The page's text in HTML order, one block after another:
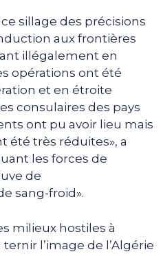
sillage des précisions
aux frontières
illégalement en
opérations ont été
et en étroite
consulaires des pays
ont pu avoir lieu mais
été très réduites», a
les forces de
de
sang-froid».
milieux hostiles à
l’image de l’Algérie